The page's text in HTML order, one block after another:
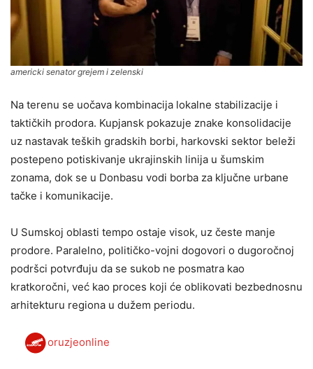
americki senator grejem i zelenski
Na terenu se uočava kombinacija lokalne stabilizacije i
taktičkih prodora. Kupjansk pokazuje znake konsolidacije
uz nastavak teških gradskih borbi, harkovski sektor beleži
postepeno potiskivanje ukrajinskih linija u šumskim
zonama, dok se u Donbasu vodi borba za ključne urbane
tačke i komunikacije.
U Sumskoj oblasti tempo ostaje visok, uz česte manje
prodore. Paralelno, političko-vojni dogovori o dugoročnoj
podršci potvrđuju da se sukob ne posmatra kao
kratkoročni, već kao proces koji će oblikovati bezbednosnu
arhitekturu regiona u dužem periodu.
oruzjeonline